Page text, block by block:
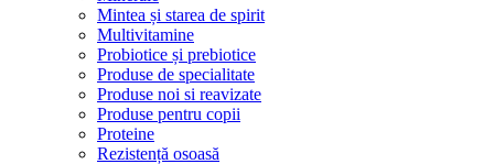
Mintea și starea de spirit
Multivitamine
Probiotice și prebiotice
Produse de specialitate
Produse noi si reavizate
Produse pentru copii
Proteine
Rezistență osoasă